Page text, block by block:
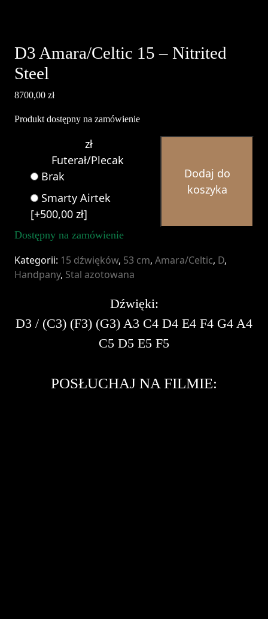
D3 Amara/Celtic 15 – Nitrited
Steel
8700,00 zł
Produkt dostępny na zamówienie
zł
Futerał/Plecak
Brak
Smarty Airtek
[+500,00 zł]
Amara/Celtic
Nitrited
Dodaj do
koszyka
Dostępny na zamówienie
Kategorii: 15 dźwięków, 53 cm, Amara/Celtic, D,
Handpany, Stal azotowana
Dźwięki:
D3 / (C3) (F3) (G3) A3 C4 D4 E4 F4 G4 A4
C5 D5 E5 F5
POSŁUCHAJ NA FILMIE: